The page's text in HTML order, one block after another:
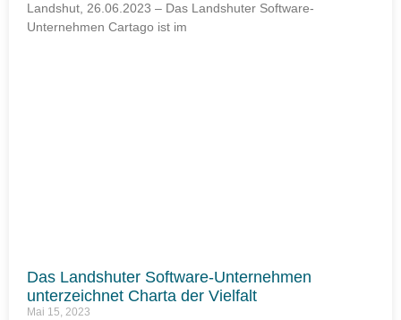
Landshut, 26.06.2023 – Das Landshuter Software-
Unternehmen Cartago ist im
Das Landshuter Software-Unternehmen
unterzeichnet Charta der Vielfalt
Mai 15, 2023